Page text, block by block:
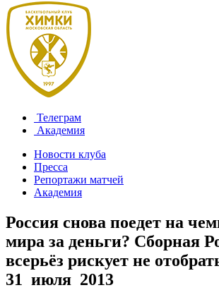
Телеграм
Академия
Новости клуба
Пресса
Репортажи матчей
Академия
Россия снова поедет на
мира за деньги? Сборная
всерьёз рискует не
31 июля 2013